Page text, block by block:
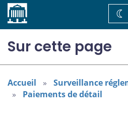
Accueil
de
Sur cette page
Mandat
Réunions et documents de
Consultation
Accueil
Surveillance
Paiements de détail